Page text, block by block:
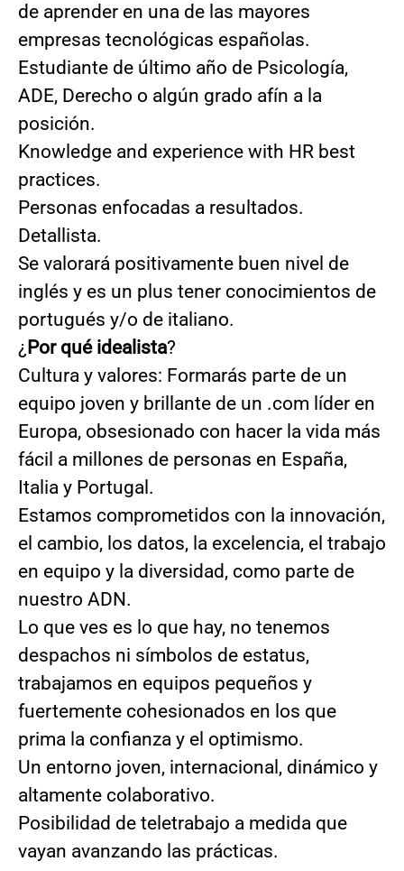
de aprender en una de las mayores
empresas tecnológicas españolas.
Estudiante de último año de Psicología,
ADE, Derecho o algún grado afín a la
posición.
Knowledge and experience with HR best
practices.
Personas enfocadas a resultados.
Detallista.
Se valorará positivamente buen nivel de
inglés y es un plus tener conocimientos de
portugués y/o de italiano.
¿ Por qué idealista?
Cultura y valores: Formarás parte de un
equipo joven y brillante de un .com líder en
Europa, obsesionado con hacer la vida más
fácil a millones de personas en España,
Italia y Portugal.
Estamos comprometidos con la innovación,
el cambio, los datos, la excelencia, el trabajo
en equipo y la diversidad, como parte de
nuestro ADN.
Lo que ves es lo que hay, no tenemos
despachos ni símbolos de estatus,
trabajamos en equipos pequeños y
fuertemente cohesionados en los que
prima la confianza y el optimismo.
Un entorno joven, internacional, dinámico y
altamente colaborativo.
Posibilidad de teletrabajo a medida que
vayan avanzando las prácticas.